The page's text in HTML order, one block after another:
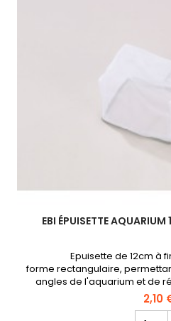
EBI ÉPUISETTE AQUARIUM
Epuisette de 12cm à
forme rectangulaire,
angles de l'aquarium et de
les poissons, 2,10